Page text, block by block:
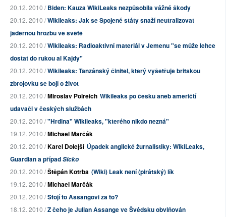
20.12. 2010 /Biden: Kauza WikiLeaks nezpůsobila vážné škody
20.12. 2010 /Wikileaks: Jak se Spojené státy snaží neutralizovat
jadernou hrozbu ve světě
20.12. 2010 /Wikileaks: Radioaktivní materiál v Jemenu "se může lehce
dostat do rukou al Kajdy"
20.12. 2010 /Wikileaks: Tanzánský činitel, který vyšetřuje britskou
zbrojovku se bojí o život
20.12. 2010 /Miroslav Polreich Wikileaks po česku aneb američtí
udavači v českých službách
20.12. 2010 /"Hrdina" Wikileaks, "kterého nikdo nezná"
19.12. 2010 /Michael Marčák
20.12. 2010 /Karel Dolejší Úpadek anglické žurnalistiky: WikiLeaks,
Guardian a případSicko
20.12. 2010 /Štěpán Kotrba (Wiki) Leak není (pirátský) lík
19.12. 2010 /Michael Marčák
20.12. 2010 /Stojí to Assangovi za to?
18.12. 2010 /Z čeho je Julian Assange ve Švédsku obviňován